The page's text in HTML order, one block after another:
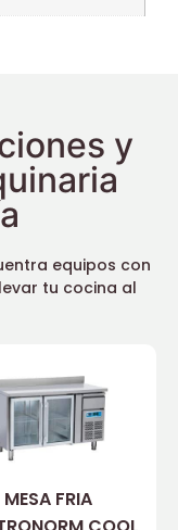
y
equipos con
tu cocina al
MESA FRIA